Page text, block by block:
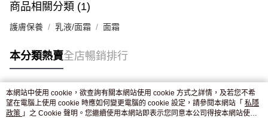
商品相關分類 (1)
護膚保養 乳液/面霜 面霜
本分類熱賣全店暢銷排行
熱門標籤
本網站中使用 cookie，欲查詢有關本網站使用 cookie 方式之詳情，及若您不希
望在電腦上使用 cookie 時應如何變更電腦的 cookie 設定，請參閱本網站「 私隱
政策 」之 Cookie 聲明。您繼續使用本網站即表示您同意本公司得按本網站使用